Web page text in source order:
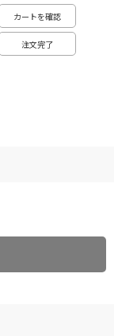
カートを確認
注文完了